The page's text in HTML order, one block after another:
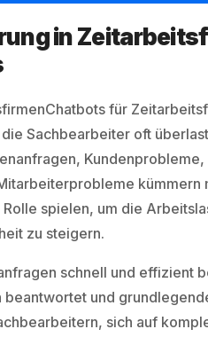
in
Chatbots für
Sachbearbeiter oft
Kundenprobleme,
kümmern
spielen, um die
zu steigern.
schnell und effizient
und
sich auf